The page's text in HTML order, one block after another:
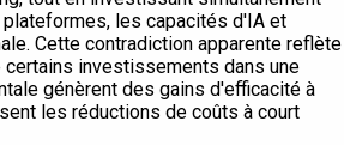
les capacités d'IA et
Cette contradiction apparente reflète
certains investissements dans une
génèrent des gains d'efficacité à
les réductions de coûts à court